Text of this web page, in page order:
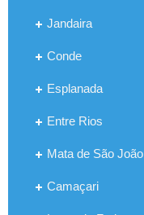
Jandaira
Conde
Esplanada
Entre Rios
Mata de São João
Camaçari